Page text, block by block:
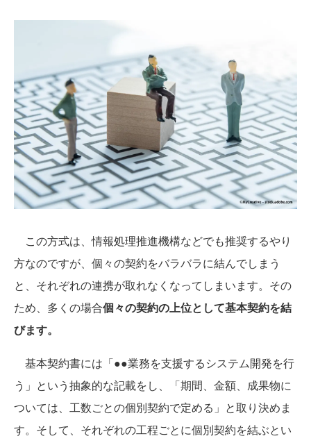
この方式は、情報処理推進機構などでも推奨するやり
方なのですが、個々の契約をバラバラに結んでしまう
と、それぞれの連携が取れなくなってしまいます。その
ため、多くの場合個々の契約の上位として基本契約を結
びます。
基本契約書には「●●業務を支援するシステム開発を行
う」という抽象的な記載をし、「期間、金額、成果物に
ついては、工数ごとの個別契約で定める」と取り決めま
す。そして、それぞれの工程ごとに個別契約を結ぶとい